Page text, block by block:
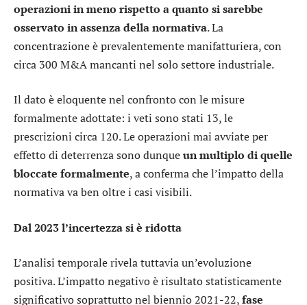
operazioni in meno rispetto a quanto si sarebbe
osservato in assenza della normativa. La
concentrazione è prevalentemente manifatturiera, con
circa 300 M&A mancanti nel solo settore industriale.
Il dato è eloquente nel confronto con le misure
formalmente adottate: i veti sono stati 13, le
prescrizioni circa 120. Le operazioni mai avviate per
effetto di deterrenza sono dunqueun multiplo di quelle
bloccate formalmente, a conferma che l’impatto della
normativa va ben oltre i casi visibili.
Dal 2023 l’incertezza si è ridotta
L’analisi temporale rivela tuttavia un’evoluzione
positiva. L’impatto negativo è risultato statisticamente
significativo soprattutto nel biennio 2021-22,fase